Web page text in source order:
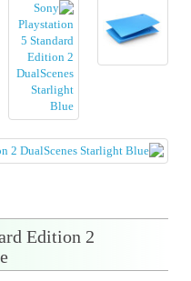
Edition 2